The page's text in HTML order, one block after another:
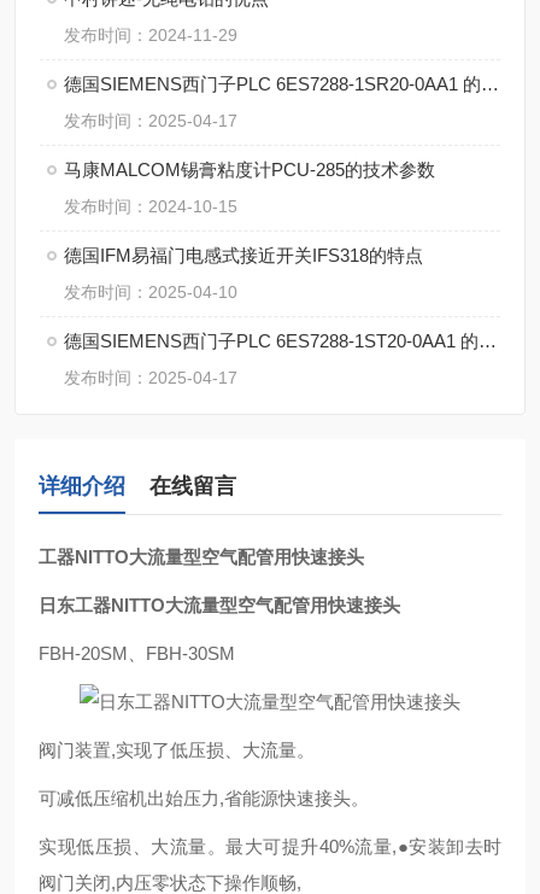
发布时间：2024-11-29
德国SIEMENS西门子PLC 6ES7288-1SR20-0AA1 的特点
发布时间：2025-04-17
马康MALCOM锡膏粘度计PCU-285的技术参数
发布时间：2024-10-15
德国IFM易福门电感式接近开关IFS318的特点
发布时间：2025-04-10
德国SIEMENS西门子PLC 6ES7288-1ST20-0AA1 的特点
发布时间：2025-04-17
详细介绍 在线留言
工器NITTO大流量型空气配管用快速接头
日东工器NITTO大流量型空气配管用快速接头
FBH-20SM、FBH-30SM
阀门装置,实现了低压损、大流量。
可减低压缩机出始压力,省能源快速接头。
实现低压损、大流量。最大可提升40%流量,●安装卸去时
阀门关闭,内压零状态下操作顺畅,